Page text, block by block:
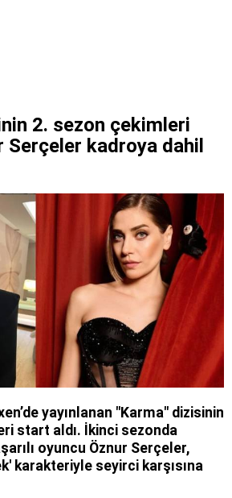
2. sezon çekimleri
Serçeler kadroya dahil
yayınlanan "Karma" dizisinin
start aldı. İkinci sezonda
oyuncu Öznur Serçeler,
karakteriyle seyirci karşısına